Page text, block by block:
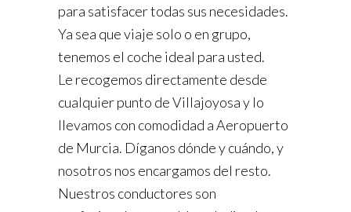
para satisfacer todas sus necesidades.
Ya sea que viaje solo o en grupo,
tenemos el coche ideal para usted.
Le recogemos directamente desde
cualquier punto de Villajoyosa y lo
llevamos con comodidad a Aeropuerto
de Murcia. Díganos dónde y cuándo, y
nosotros nos encargamos del resto.
Nuestros conductores son